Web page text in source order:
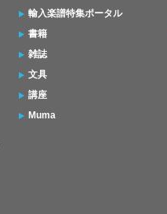
輸入楽譜特集ポータル
書籍
雑誌
文具
講座
Muma